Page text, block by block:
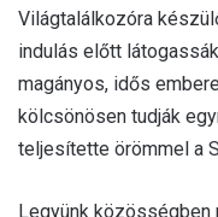
Világtalálkozóra
indulás előtt
magányos, idős
kölcsönösen tudják
teljesítette örömmel a
Legyünk közösségben